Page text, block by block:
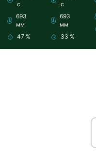
с
693
мм
47 %
с
693
мм
33 %